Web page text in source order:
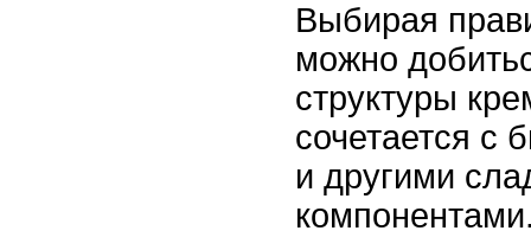
Выбирая
можно
структуры
сочетается с
и другими